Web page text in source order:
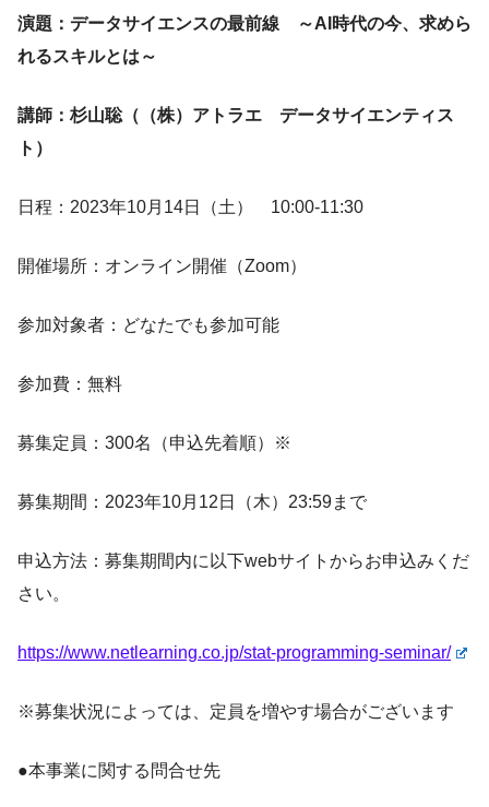
演題：データサイエンスの最前線 ～AI時代の今、求めら
れるスキルとは～
講師：杉山聡（（株）アトラエ データサイエンティス
ト）
日程：2023年10月14日（土） 10:00-11:30
開催場所：オンライン開催（Zoom）
参加対象者：どなたでも参加可能
参加費：無料
募集定員：300名（申込先着順）※
募集期間：2023年10月12日（木）23:59まで
申込方法：募集期間内に以下webサイトからお申込みくだ
さい。
https://www.netlearning.co.jp/stat-programming-seminar/
※募集状況によっては、定員を増やす場合がございます
●本事業に関する問合せ先